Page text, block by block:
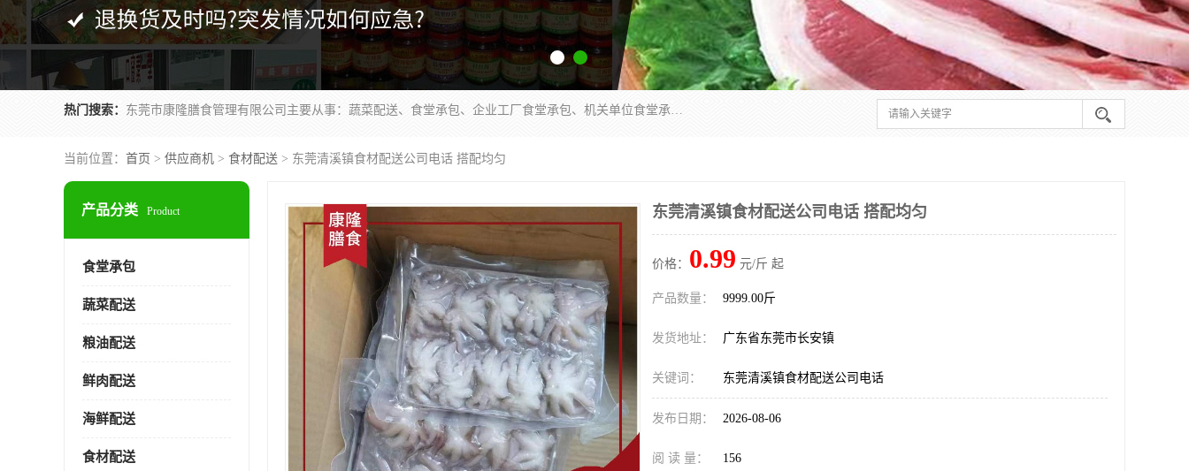
热门搜索： 东莞市康隆膳食管理有限公司主要从事：蔬菜配送、食堂承包、企业工厂食堂承包、机关单位食堂承包、调味品配送、粮油配送、干货配送、副食配送、水果配送、海鲜配送等业务，东莞蔬菜配送电话，咨询在线客服。
当前位置： 首页 > 供应商机 > 食材配送 > 东莞清溪镇食材配送公司电话 搭配均匀
产品分类 Product
食堂承包
蔬菜配送
粮油配送
鲜肉配送
海鲜配送
食材配送
东莞清溪镇食材配送公司电话 搭配均匀
价格： 0.99 元/斤 起
产品数量： 9999.00斤
发货地址： 广东省东莞市长安镇
关键词： 东莞清溪镇食材配送公司电话
发布日期： 2026-08-06
阅 读 量： 156